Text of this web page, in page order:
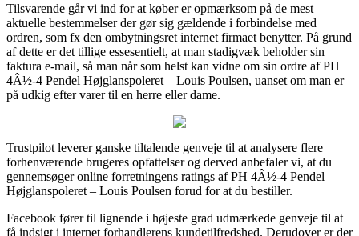
Tilsvarende går vi ind for at køber er opmærksom på de mest
aktuelle bestemmelser der gør sig gældende i forbindelse med
ordren, som fx den ombytningsret internet firmaet benytter. På grund
af dette er det tillige essesentielt, at man stadigvæk beholder sin
faktura e-mail, så man når som helst kan vidne om sin ordre af PH
4Â½-4 Pendel Højglanspoleret – Louis Poulsen, uanset om man er
på udkig efter varer til en herre eller dame.
Trustpilot leverer ganske tiltalende genveje til at analysere flere
forhenværende brugeres opfattelser og derved anbefaler vi, at du
gennemsøger online forretningens ratings af PH 4Â½-4 Pendel
Højglanspoleret – Louis Poulsen forud for at du bestiller.
Facebook fører til lignende i højeste grad udmærkede genveje til at
få indsigt i internet forhandlerens kundetilfredshed. Derudover er der